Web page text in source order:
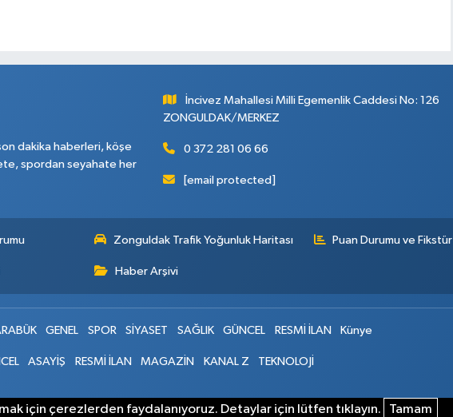
dakika haberleri, köşe
spordan seyahate her
İncivez Mahallesi Milli Egemenlik Caddesi No: 126
ZONGULDAK/MERKEZ
0 372 281 06 66
[email protected]
Zonguldak Trafik Yoğunluk Haritası Puan Durumu ve Fikstür
Haber Arşivi
GENEL SPOR SİYASET SAĞLIK GÜNCEL RESMİ İLAN Künye
ASAYİŞ RESMİ İLAN MAGAZİN KANAL Z TEKNOLOJİ
için çerezlerden faydalanıyoruz. Detaylar için lütfen tıklayın. Tamam